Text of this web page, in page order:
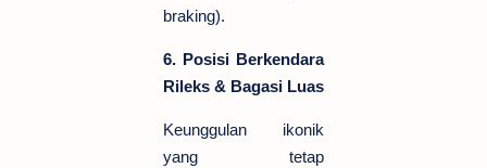
braking).
6. Posisi Berkendara
Rileks & Bagasi Luas
Keunggulan ikonik
yang tetap